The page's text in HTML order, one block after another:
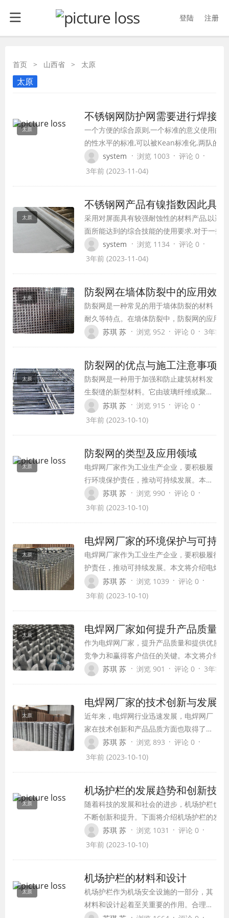
登陆 注册
首页 > 山西省 > 太原
太原
太原
不锈钢网防护网需要进行焊接
一个方便的综合原则,一个标准的意义使用的
的性水平的标准,可以被Kean标准化.两队的无
程度可以产生物质上的质量.
system · 浏览 1003 · 评论 0 ·
3年前 (2023-11-04)
太原
不锈钢网产品有镍指数因此具
采用对屏面具有较强耐蚀性的材料产品,以适
面所能达到的综合技能的使用要求.对于一些
容,可以获得在规划原材料上的综合技能的选
的含义是需要显示可以用于各种不同元素的
system · 浏览 1134 · 评论 0 ·
3年前 (2023-11-04)
太原 防裂网在墙体防裂中的应用效
防裂网是一种常见的用于墙体防裂的材料，
耐久等特点。在墙体防裂中，防裂网的应用
文将介绍防裂网在墙体防裂中的应用效果及
苏琪 苏 · 浏览 952 · 评论 0 · 3年前
太原
防裂网的优点与施工注意事项
防裂网是一种用于加强和防止建筑材料发
生裂缝的新型材料。它由玻璃纤维或聚酯
纤维制成，具有防裂、耐久、抗拉强度高
等优点。在使用防裂网进行施工时，有几
苏琪 苏 · 浏览 915 · 评论 0 ·
3年前 (2023-10-10)
太原
防裂网的类型及应用领域
电焊网厂家作为工业生产企业，要积极履
行环境保护责任，推动可持续发展。本文
将介绍电焊网厂家在环境保护与可持续发
展方面采取的一些措施和做法。
苏琪 苏 · 浏览 990 · 评论 0 ·
3年前 (2023-10-10)
太原
电焊网厂家的环境保护与可持
电焊网厂家作为工业生产企业，要积极履行
护责任，推动可持续发展。本文将介绍电焊
在环境保护与可持续发展方面采取的一些措
法。
苏琪 苏 · 浏览 1039 · 评论 0 ·
3年前 (2023-10-10)
太原 电焊网厂家如何提升产品质量
作为电焊网厂家，提升产品质量和提供优质
竞争力和赢得客户信任的关键。本文将介绍
家如何提升产品质量和服务水平的方法和措
苏琪 苏 · 浏览 901 · 评论 0 · 3年前
太原
电焊网厂家的技术创新与发展
近年来，电焊网行业迅速发展，电焊网厂
家在技术创新和产品品质方面也取得了长
足的进步。本文将重点介绍电焊网厂家在
技术创新与发展方面的一些最新进展。
苏琪 苏 · 浏览 893 · 评论 0 ·
3年前 (2023-10-10)
太原
机场护栏的发展趋势和创新技术
随着科技的发展和社会的进步，机场护栏也在
不断创新和提升。下面将介绍机场护栏的发展
趋势和一些创新技术。
苏琪 苏 · 浏览 1031 · 评论 0 ·
3年前 (2023-10-10)
太原
机场护栏的材料和设计
机场护栏作为机场安全设施的一部分，其
材料和设计起着至关重要的作用。合理的